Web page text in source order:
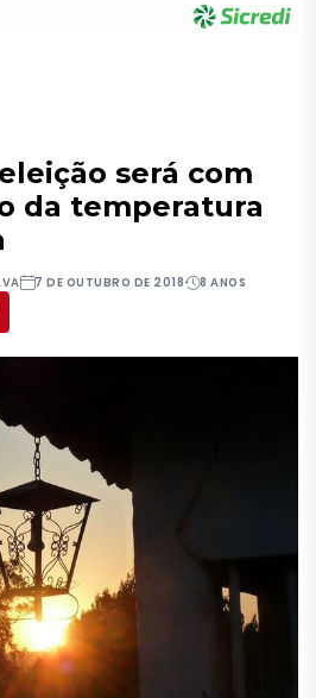
será com
da temperatura
7 DE OUTUBRO DE 2018 8 ANOS